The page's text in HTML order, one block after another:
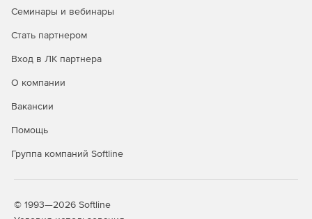
Семинары и вебинары
Стать партнером
Вход в ЛК партнера
О компании
Вакансии
Помощь
Группа компаний Softline
© 1993—2026 Softline